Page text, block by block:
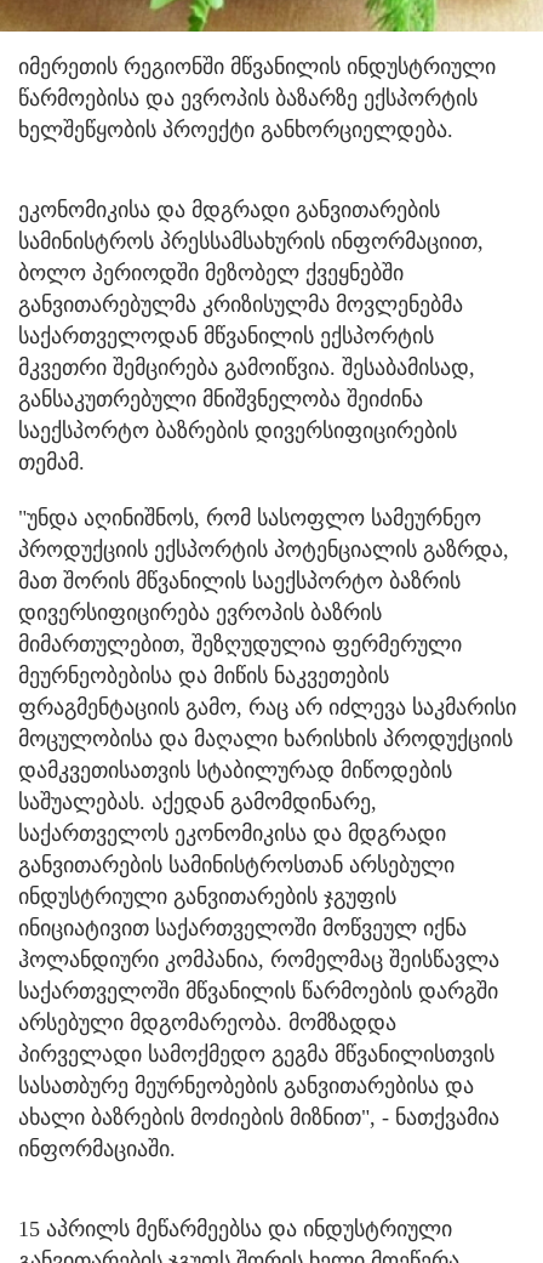
იმერეთის რეგიონში მწვანილის ინდუსტრიული
წარმოებისა და ევროპის ბაზარზე ექსპორტის
ხელშეწყობის პროექტი განხორციელდება.
ეკონომიკისა და მდგრადი განვითარების
სამინისტროს პრესსამსახურის ინფორმაციით,
ბოლო პერიოდში მეზობელ ქვეყნებში
განვითარებულმა კრიზისულმა მოვლენებმა
საქართველოდან მწვანილის ექსპორტის
მკვეთრი შემცირება გამოიწვია. შესაბამისად,
განსაკუთრებული მნიშვნელობა შეიძინა
საექსპორტო ბაზრების დივერსიფიცირების
თემამ.
"უნდა აღინიშნოს, რომ სასოფლო სამეურნეო
პროდუქციის ექსპორტის პოტენციალის გაზრდა,
მათ შორის მწვანილის საექსპორტო ბაზრის
დივერსიფიცირება ევროპის ბაზრის
მიმართულებით, შეზღუდულია ფერმერული
მეურნეობებისა და მიწის ნაკვეთების
ფრაგმენტაციის გამო, რაც არ იძლევა საკმარისი
მოცულობისა და მაღალი ხარისხის პროდუქციის
დამკვეთისათვის სტაბილურად მიწოდების
საშუალებას. აქედან გამომდინარე,
საქართველოს ეკონომიკისა და მდგრადი
განვითარების სამინისტროსთან არსებული
ინდუსტრიული განვითარების ჯგუფის
ინიციატივით საქართველოში მოწვეულ იქნა
ჰოლანდიური კომპანია, რომელმაც შეისწავლა
საქართველოში მწვანილის წარმოების დარგში
არსებული მდგომარეობა. მომზადდა
პირველადი სამოქმედო გეგმა მწვანილისთვის
სასათბურე მეურნეობების განვითარებისა და
ახალი ბაზრების მოძიების მიზნით", - ნათქვამია
ინფორმაციაში.
15 აპრილს მეწარმეებსა და ინდუსტრიული